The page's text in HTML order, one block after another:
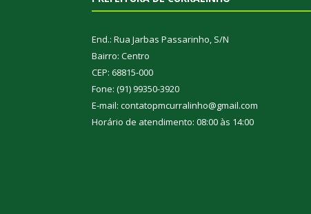
End.: Rua Jarbas Passarinho, S/N
Bairro: Centro
CEP: 68815-000
Fone: (91) 99350-3920
E-mail: contatopmcurralinho@gmail.com
Horário de atendimento: 08:00 às 14:00